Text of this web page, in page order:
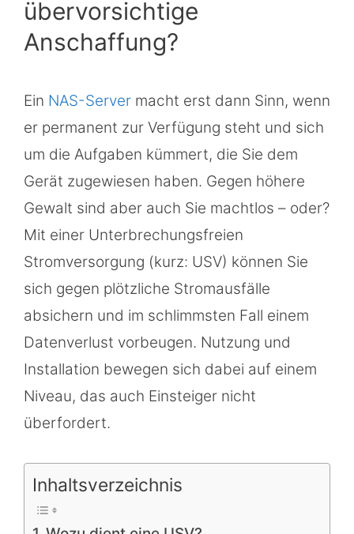
übervorsichtige
Anschaffung?
Ein NAS-Server macht erst dann Sinn, wenn
er permanent zur Verfügung steht und sich
um die Aufgaben kümmert, die Sie dem
Gerät zugewiesen haben. Gegen höhere
Gewalt sind aber auch Sie machtlos – oder?
Mit einer Unterbrechungsfreien
Stromversorgung (kurz: USV) können Sie
sich gegen plötzliche Stromausfälle
absichern und im schlimmsten Fall einem
Datenverlust vorbeugen. Nutzung und
Installation bewegen sich dabei auf einem
Niveau, das auch Einsteiger nicht
überfordert.
Inhaltsverzeichnis